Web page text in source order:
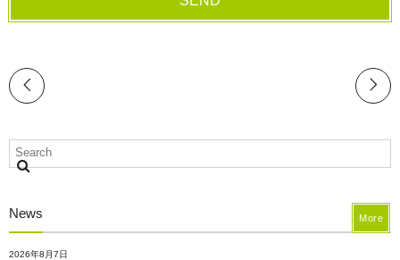
News
2026年8月7日
More